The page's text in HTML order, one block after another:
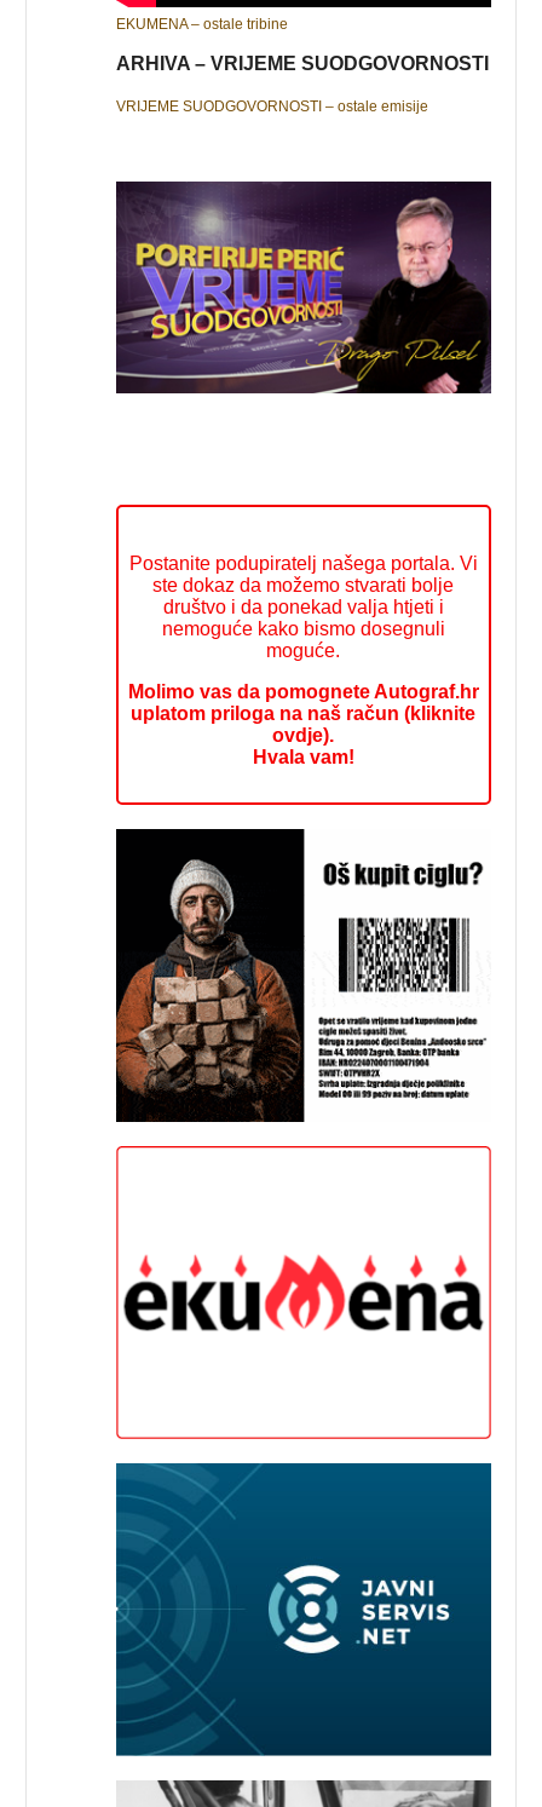
EKUMENA – ostale tribine
ARHIVA – VRIJEME SUODGOVORNOSTI
VRIJEME SUODGOVORNOSTI – ostale emisije
Postanite podupiratelj našega portala. Vi
ste dokaz da možemo stvarati bolje
društvo i da ponekad valja htjeti i
nemoguće kako bismo dosegnuli
moguće.
Molimo vas da pomognete Autograf.hr
uplatom priloga na naš račun (kliknite
ovdje).
Hvala vam!